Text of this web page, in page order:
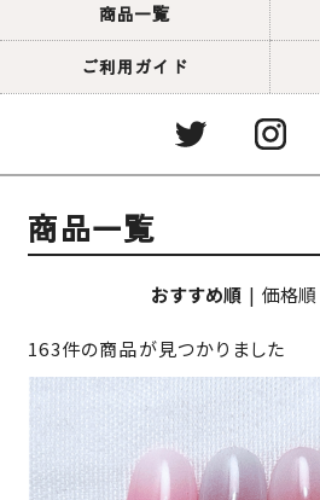
商品一覧
ご利用ガイド
商品一覧
おすすめ順| 価格順
163件の商品が見つかりました